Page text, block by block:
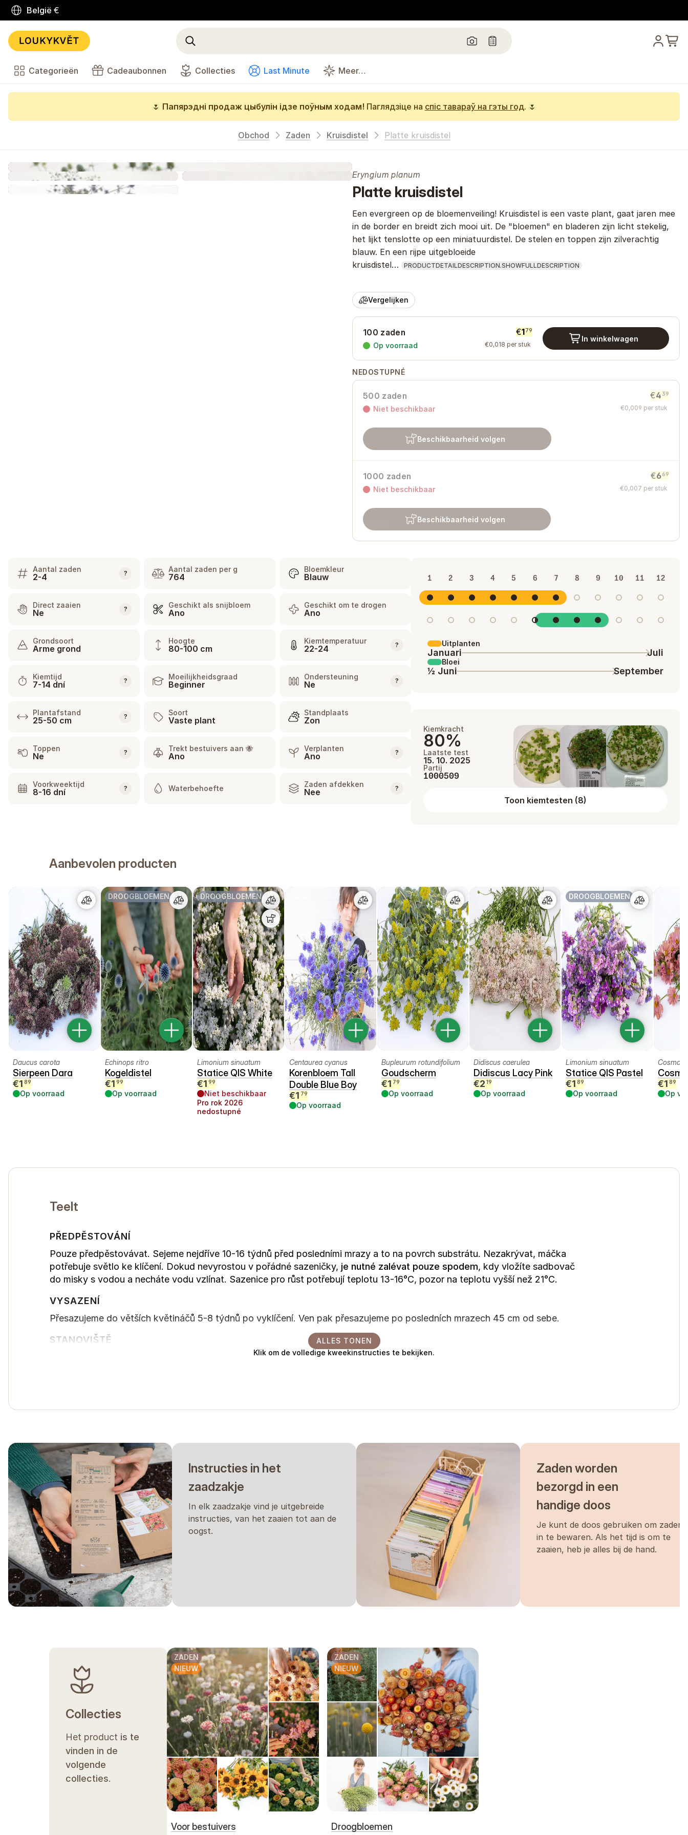
België €
Categorieën Cadeaubonnen Collecties Last Minute Meer…
🌷 Папярэдні продаж цыбулін ідзе поўным ходам! Паглядзіце на спіс тавараў на гэты год. 🌷
Obchod Zaden Kruisdistel Platte kruisdistel
Eryngium planum
Platte kruisdistel
Een evergreen op de bloemenveiling! Kruisdistel is een vaste plant, gaat jaren mee
in de border en breidt zich mooi uit. De "bloemen" en bladeren zijn licht stekelig,
het lijkt tenslotte op een miniatuurdistel. De stelen en toppen zijn zilverachtig
blauw. En een rijpe uitgebloeide
kruisdistel…
PRODUCTDETAILDESCRIPTION.SHOWFULLDESCRIPTION
Vergelijken
100 zaden
Op voorraad
€179
€0,018 per stuk
In winkelwagen
NEDOSTUPNÉ
500 zaden
Niet beschikbaar
€4 39
€0,009 per stuk
Beschikbaarheid volgen
1000 zaden
Niet beschikbaar
€6 69
€0,007 per stuk
Beschikbaarheid volgen
Aantal zaden
2-4 ? Aantal zaden per g
764
Bloemkleur
Blauw
Direct zaaien
Ne ? Geschikt als snijbloem
Ano
Geschikt om te drogen
Ano
Grondsoort
Arme grond
Hoogte
80-100 cm
Kiemtemperatuur
22-24 ?
Kiemtijd
7-14 dní ? Moeilijkheidsgraad
Beginner
Ondersteuning
Ne ?
Plantafstand
25-50 cm ? Soort
Vaste plant
Standplaats
Zon
Toppen
Ne ? Trekt bestuivers aan 🐝
Ano
Verplanten
Ano ?
Voorkweektijd
8-16 dní ? Waterbehoefte Zaden afdekken
Nee ?
1 2 3 4 5 6 7 8 9 10 11 12
Uitplanten
Januari Juli
Bloei
½ Juni September
Kiemkracht
80%
Laatste test
15. 10. 2025
Partij
1000509
Toon kiemtesten (8)
Aanbevolen producten
Daucus carota
Sierpeen Dara
€1 89
Op voorraad
DROOGBLOEMEN
Echinops ritro
Kogeldistel
€1 99
Op voorraad
DROOGBLOEMEN
Limonium sinuatum
Statice QIS White
€1 99
Niet beschikbaar
Pro rok 2026
nedostupné
Centaurea cyanus
Korenbloem Tall
Double Blue Boy
€1 79
Op voorraad
Bupleurum rotundifolium
Goudscherm
€1 79
Op voorraad
Didiscus caerulea
Didiscus Lacy Pink
€2 19
Op voorraad
DROOGBLOEMEN
Limonium sinuatum
Statice QIS Pastel
€1 89
Op voorraad
Cosmos
€1 89
Op
Teelt
PŘEDPĚSTOVÁNÍ
Pouze předpěstovávat. Sejeme nejdříve 10-16 týdnů před posledními mrazy a to na povrch substrátu. Nezakrývat, máčka
potřebuje světlo ke klíčení. Dokud nevyrostou v pořádné sazeničky, je nutné zalévat pouze spodem, kdy vložíte sadbovač
do misky s vodou a necháte vodu vzlínat. Sazenice pro růst potřebují teplotu 13-16°C, pozor na teplotu vyšší než 21°C.
VYSAZENÍ
Přesazujeme do větších květináčů 5-8 týdnů po vyklíčení. Ven pak přesazujeme po posledních mrazech 45 cm od sebe.
STANOVIŠTĚ
Potřebuje propustné písčité půdy nesnáší přelití.
ALLES TONEN
Klik om de volledige kweekinstructies te bekijken.
Instructies in het
zaadzakje
In elk zaadzakje vind je uitgebreide
instructies, van het zaaien tot aan de
oogst.
Zaden worden
bezorgd in een
handige doos
Je kunt de doos gebruiken om zaden
in te bewaren. Als het tijd is om te
zaaien, heb je alles bij de hand.
Collecties
Het product is te
vinden in de
volgende
collecties.
ZADEN
NIEUW
Voor bestuivers
ZADEN
NIEUW
Droogbloemen